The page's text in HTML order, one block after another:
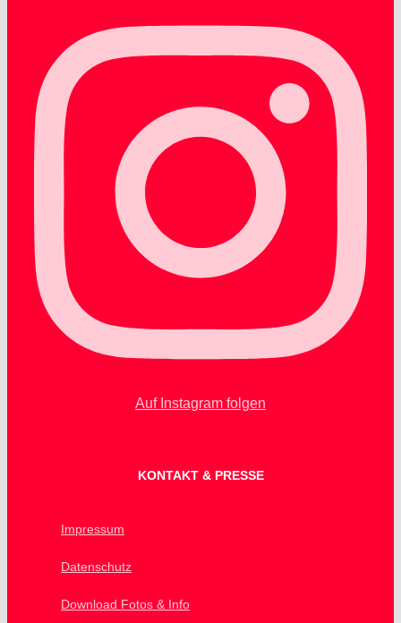
Auf Instagram folgen
KONTAKT & PRESSE
Impressum
Datenschutz
Download Fotos & Info